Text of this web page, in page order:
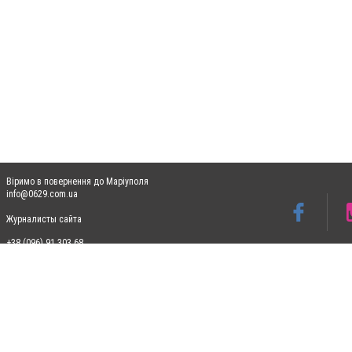
Віримо в повернення до Маріуполя
info@0629.com.ua
Журналисты сайта
+38 (096) 91 303 68